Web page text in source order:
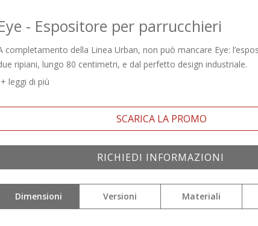
- Espositore per parrucchieri
completamento della Linea Urban, non può mancare Eye:
ripiani, lungo 80 centimetri, e dal perfetto design industriale.
leggi di più
SCARICA LA PROMO
RICHIEDI INFORMAZIONI
Nome: *Dimensioni Versioni Materiali